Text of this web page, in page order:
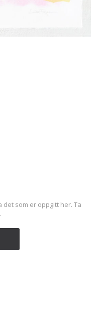
som er oppgitt her. Ta